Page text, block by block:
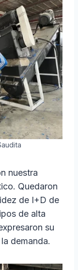
nuestra
Quedaron
de I+D de
de alta
su
demanda.